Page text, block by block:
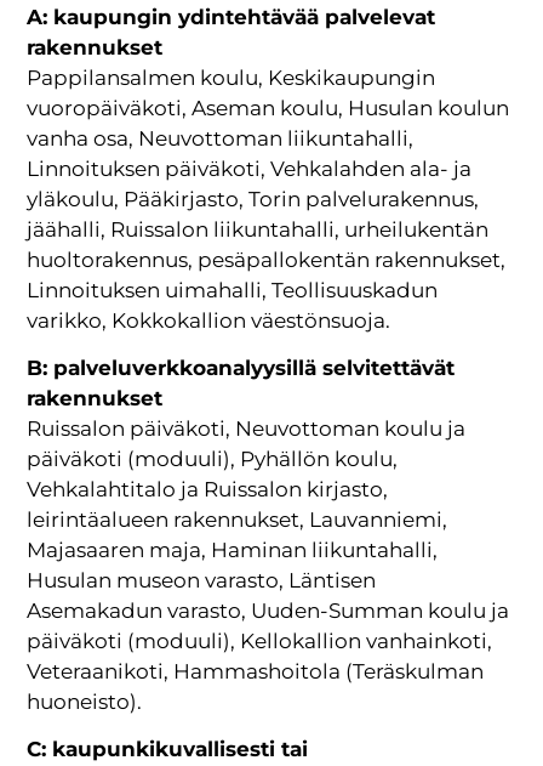
A: kaupungin ydintehtävää palvelevat
rakennukset
Pappilansalmen koulu, Keskikaupungin
vuoropäiväkoti, Aseman koulu, Husulan koulun
vanha osa, Neuvottoman liikuntahalli,
Linnoituksen päiväkoti, Vehkalahden ala- ja
yläkoulu, Pääkirjasto, Torin palvelurakennus,
jäähalli, Ruissalon liikuntahalli, urheilukentän
huoltorakennus, pesäpallokentän rakennukset,
Linnoituksen uimahalli, Teollisuuskadun
varikko, Kokkokallion väestönsuoja.
B: palveluverkkoanalyysillä selvitettävät
rakennukset
Ruissalon päiväkoti, Neuvottoman koulu ja
päiväkoti (moduuli), Pyhällön koulu,
Vehkalahtitalo ja Ruissalon kirjasto,
leirintäalueen rakennukset, Lauvanniemi,
Majasaaren maja, Haminan liikuntahalli,
Husulan museon varasto, Läntisen
Asemakadun varasto, Uuden-Summan koulu ja
päiväkoti (moduuli), Kellokallion vanhainkoti,
Veteraanikoti, Hammashoitola (Teräskulman
huoneisto).
C: kaupunkikuvallisesti tai